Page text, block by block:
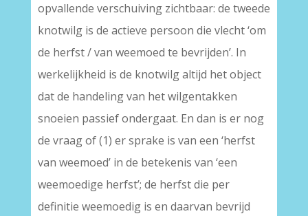
opvallende verschuiving zichtbaar: de tweede
knotwilg is de actieve persoon die vlecht ‘om
de herfst / van weemoed te bevrijden’. In
werkelijkheid is de knotwilg altijd het object
dat de handeling van het wilgentakken
snoeien passief ondergaat. En dan is er nog
de vraag of (1) er sprake is van een ‘herfst
van weemoed’ in de betekenis van ‘een
weemoedige herfst’; de herfst die per
definitie weemoedig is en daarvan bevrijd